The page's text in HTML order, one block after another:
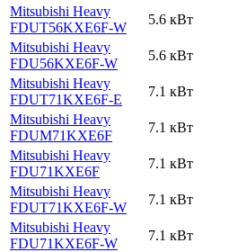
Mitsubishi Heavy
FDUT56KXE6F-W
5.6 кВт
Mitsubishi Heavy
FDU56KXE6F-W
5.6 кВт
Mitsubishi Heavy
FDUT71KXE6F-E
7.1 кВт
Mitsubishi Heavy
FDUM71KXE6F
7.1 кВт
Mitsubishi Heavy
FDU71KXE6F
7.1 кВт
Mitsubishi Heavy
FDUT71KXE6F-W
7.1 кВт
Mitsubishi Heavy
FDU71KXE6F-W
7.1 кВт